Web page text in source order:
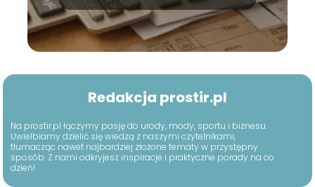
Redakcja prostir.pl
Na prostir.pl łączymy pasję do urody, mody, sportu i biznesu.
Uwielbiamy dzielić się wiedzą z naszymi czytelnikami,
tłumacząc nawet najbardziej złożone tematy w przystępny
sposób. Z nami odkryjesz inspiracje i praktyczne porady na co
dzień!